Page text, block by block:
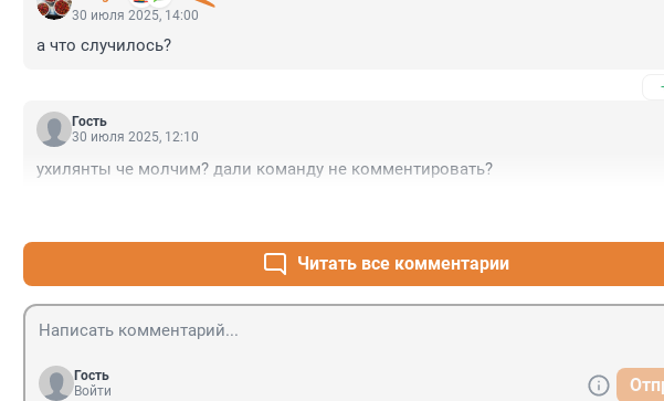
30 июля 2025, 14:00
а что случилось?
Гость
30 июля 2025, 12:10
ухилянты че молчим? дали команду не комментировать?
Читать все комментарии
Гость
Войти